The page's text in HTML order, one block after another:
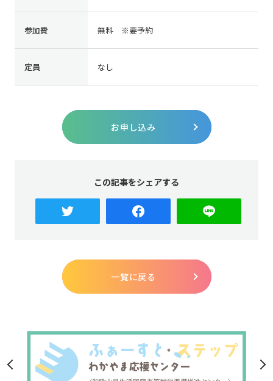
参加費 無料 ※要予約
定員 なし
お申し込み
この記事をシェアする
一覧に戻る